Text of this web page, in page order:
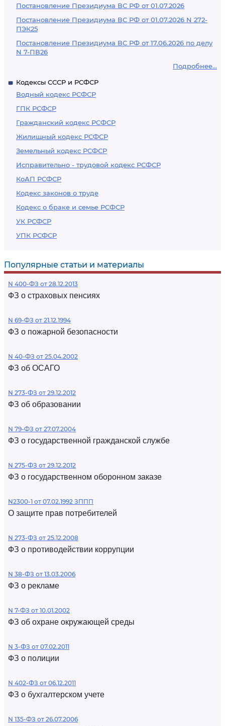
Постановление Президиума ВС РФ от 01.07.2026
Постановление Президиума ВС РФ от 01.07.2026 N 272-
ПЭК25
Постановление Президиума ВС РФ от 17.06.2026 по делу
N 7-ПВ26
Подробнее...
Кодексы СССР и РСФСР
Водный кодекс РСФСР
ГПК РСФСР
Гражданский кодекс РСФСР
Жилищный кодекс РСФСР
Земельный кодекс РСФСР
Исправительно - трудовой кодекс РСФСР
КоАП РСФСР
Кодекс законов о труде
Кодекс о браке и семье РСФСР
УК РСФСР
УПК РСФСР
Популярные статьи и материалы
N 400-ФЗ от 28.12.2013
ФЗ о страховых пенсиях
N 69-ФЗ от 21.12.1994
ФЗ о пожарной безопасности
N 40-ФЗ от 25.04.2002
ФЗ об ОСАГО
N 273-ФЗ от 29.12.2012
ФЗ об образовании
N 79-ФЗ от 27.07.2004
ФЗ о государственной гражданской службе
N 275-ФЗ от 29.12.2012
ФЗ о государственном оборонном заказе
N2300-1 от 07.02.1992 ЗППП
О защите прав потребителей
N 273-ФЗ от 25.12.2008
ФЗ о противодействии коррупции
N 38-ФЗ от 13.03.2006
ФЗ о рекламе
N 7-ФЗ от 10.01.2002
ФЗ об охране окружающей среды
N 3-ФЗ от 07.02.2011
ФЗ о полиции
N 402-ФЗ от 06.12.2011
ФЗ о бухгалтерском учете
N 135-ФЗ от 26.07.2006